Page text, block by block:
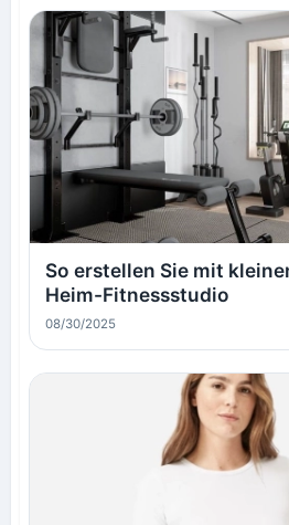
So erstellen Sie mit
Heim-Fitnessstudio
08/30/2025